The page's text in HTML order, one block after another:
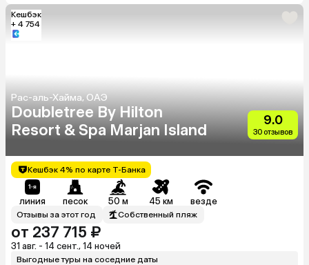
Кешбэк
+ 4 754
Рас-аль-Хайма, ОАЭ
Doubletree By Hilton
Resort & Spa Marjan Island
9.0
30 отзывов
Кешбэк 4% по карте Т-Банка
линия песок 50 м 45 км везде
Отзывы за этот год Собственный пляж
от 237 715 ₽
31 авг. - 14 сент., 14 ночей
Выгодные туры на соседние даты